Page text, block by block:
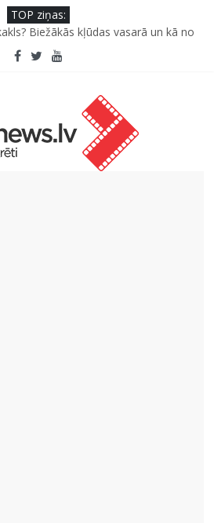
TOP ziņas:
Biežākās kļūdas vasarā un kā no
grābekļiem: 5 iespējamās kļūdas
un izdevīgi izmantot kabačus no
atgrieztos vesels un gatavs